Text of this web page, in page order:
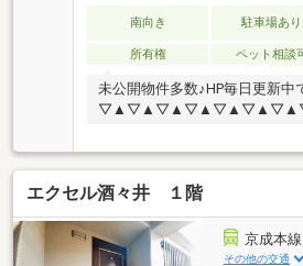
南向き 駐車場あり
所有権
ペット相談
未公開物件多数♪HP毎日更新中
成佐倉グランレジデンス】＼
の好立地！／南向き×4階部分
好！■専有面積74㎡超のゆとり
トと一緒に暮らせます（細則
配BOX＆安心のオートロック■
歩10分圏内で生活便利！築浅な
エクセル酒々井 １階
京成本
その他の交通